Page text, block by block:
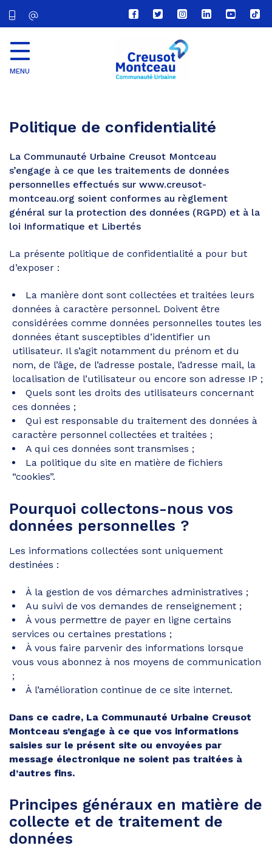
Lien
vers
compte
Facebook
Lien
vers
compte
Twitter
Lien
vers
le
compte
Lien
vers
Lien
vers
Lien
vers
MENU
Politique de confidentialité
La Communauté Urbaine Creusot Montceau
s’engage à ce que les traitements de données
personnelles effectués sur www.creusot-
montceau.org soient conformes au règlement
général sur la protection des données (RGPD) et à la
loi Informatique et Libertés
La présente politique de confidentialité a pour but
d’exposer :
La manière dont sont collectées et traitées leurs
données à caractère personnel. Doivent être
considérées comme données personnelles toutes les
données étant susceptibles d’identifier un
utilisateur. Il s’agit notamment du prénom et du
nom, de l’âge, de l’adresse postale, l’adresse mail, la
localisation de l’utilisateur ou encore son adresse IP ;
Quels sont les droits des utilisateurs concernant
ces données ;
Qui est responsable du traitement des données à
caractère personnel collectées et traitées ;
A qui ces données sont transmises ;
La politique du site en matière de fichiers
“cookies”.
Pourquoi collectons-nous vos
données personnelles ?
Les informations collectées sont uniquement
destinées :
À la gestion de vos démarches administratives ;
Au suivi de vos demandes de renseignement ;
À vous permettre de payer en ligne certains
services ou certaines prestations ;
À vous faire parvenir des informations lorsque
vous vous abonnez à nos moyens de communication
;
À l’amélioration continue de ce site internet.
Dans ce cadre, La Communauté Urbaine Creusot
Montceau s’engage à ce que vos informations
saisies sur le présent site ou envoyées par
message électronique ne soient pas traitées à
d’autres fins.
Principes généraux en matière de
collecte et de traitement de
données